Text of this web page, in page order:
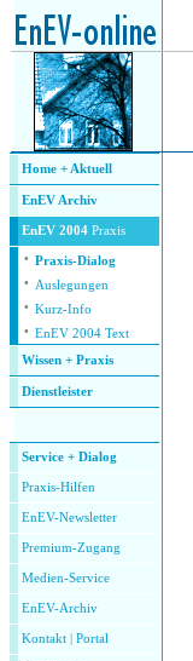
Home + Aktuell
EnEV Archiv
EnEV 2004 Praxis
· Praxis-Dialog
· Auslegungen
· Kurz-Info
· EnEV 2004 Text
Wissen + Praxis
Dienstleister
Service + Dialog
Praxis-Hilfen
EnEV-Newsletter
Premium-Zugang
Medien-Service
EnEV-Archiv
Kontakt Portal